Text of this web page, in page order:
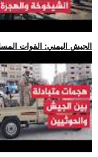
.. الجيش اليمني: القوات